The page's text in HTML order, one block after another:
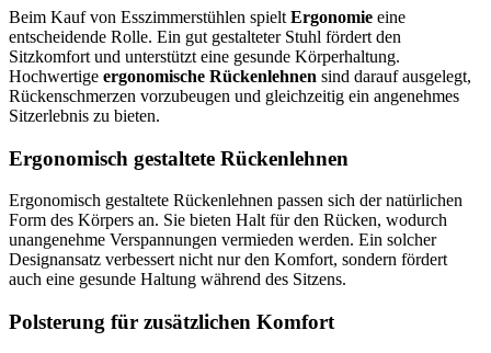
Beim Kauf von Esszimmerstühlen spielt Ergonomie eine
entscheidende Rolle. Ein gut gestalteter Stuhl fördert den
Sitzkomfort und unterstützt eine gesunde Körperhaltung.
Hochwertige ergonomische Rückenlehnen sind darauf ausgelegt,
Rückenschmerzen vorzubeugen und gleichzeitig ein angenehmes
Sitzerlebnis zu bieten.
Ergonomisch gestaltete Rückenlehnen
Ergonomisch gestaltete Rückenlehnen passen sich der natürlichen
Form des Körpers an. Sie bieten Halt für den Rücken, wodurch
unangenehme Verspannungen vermieden werden. Ein solcher
Designansatz verbessert nicht nur den Komfort, sondern fördert
auch eine gesunde Haltung während des Sitzens.
Polsterung für zusätzlichen Komfort